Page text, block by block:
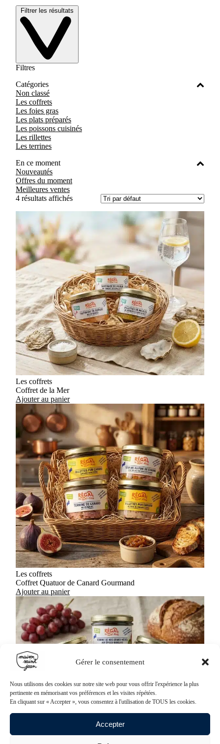
Gérer le consentement
Nous utilisons des cookies sur notre site web pour vous offrir l'expérience la plus
pertinente en mémorisant vos préférences et les visites répétées.
En cliquant sur « Accepter », vous consentez à l'utilisation de TOUS les cookies.
Accepter
Filtrer les résultats
Filtres
Catégories
Non classé
Les coffrets
Les foies gras
Les plats préparés
Les poissons cuisinés
Les rillettes
Les terrines
En ce moment
Nouveautés
Offres du moment
Meilleures ventes
4 résultats affichés
Les coffrets
Coffret de la Mer
Ajouter au panier
Les coffrets
Coffret Quatuor de Canard Gourmand
Ajouter au panier